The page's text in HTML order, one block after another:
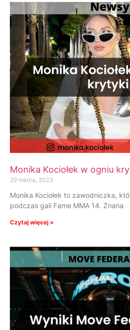
Monika Kociołek w ogniu
29 marca, 2023
Monika Kociołek to zawodniczka,
podczas gali Fame MMA 14. Znana
Czytaj więcej »